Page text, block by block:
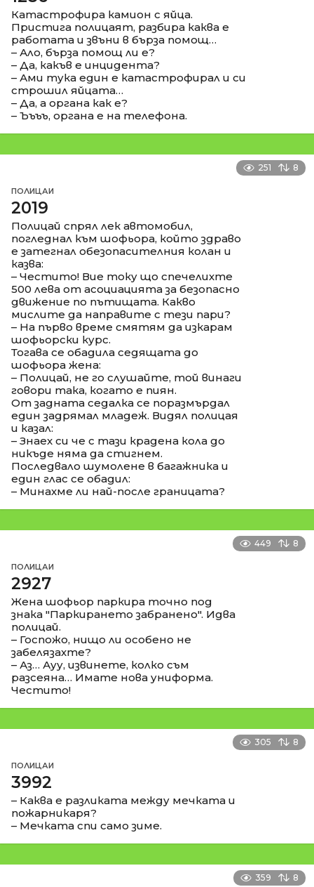
Катастрофира камион с яйца.
Пристига полицаят, разбира каква е
работата и звъни в бърза помощ…
– Ало, бърза помощ ли е?
– Да, какъв е инцидента?
– Ами тука един е катастрофирал и си
строшил яйцата…
– Да, а органа как е?
– Ъъъъ, органа е на телефона.
251 8
ПОЛИЦАИ
2019
Полицай спрял лек автомобил,
погледнал към шофьора, който здраво
е затегнал обезопасителния колан и
казва:
– Честито! Вие току що спечелихте
500 лева от асоциацията за безопасно
движение по пътищата. Какво
мислите да направите с тези пари?
– На първо време смятям да изкарам
шофьорски курс.
Тогава се обадила седящата до
шофьора жена:
– Полицай, не го слушайте, той винаги
говори така, когато е пиян.
От задната седалка се поразмърдал
един задрямал младеж. Видял полицая
и казал:
– Знаех си че с тази крадена кола до
никъде няма да стигнем.
Последвало шумолене в багажника и
един глас се обадил:
– Минахме ли най-после границата?
449 8
ПОЛИЦАИ
2927
Жена шофьор паркира точно под
знака "Паркирането забранено". Идва
полицай.
– Госпожо, нищо ли особено не
забелязахте?
– Аз… Ауу, извинете, колко съм
разсеяна… Имате нова униформа.
Честито!
305 8
ПОЛИЦАИ
3992
– Каква е разликата между мечката и
пожарникаря?
– Мечката спи само зиме.
359 8